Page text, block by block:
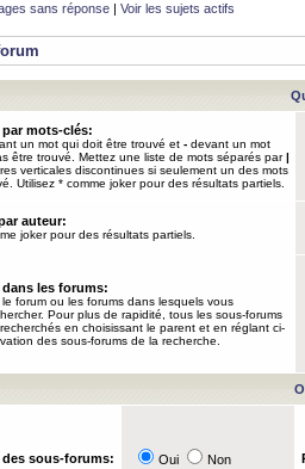
sans réponse | Voir les sujets actifs
par mots-clés:
un mot qui doit être trouvé et - devant un mot
être trouvé. Mettez une liste de mots séparés par|
verticales discontinues si seulement un des mots
Utilisez * comme joker pour des résultats partiels.
auteur:
joker pour des résultats partiels.
dans les forums:
forum ou les forums dans lesquels vous
Pour plus de rapidité, tous les sous-forums
en choisissant le parent et en réglant ci-
des sous-forums de la recherche.
des sous-forums: Oui Non